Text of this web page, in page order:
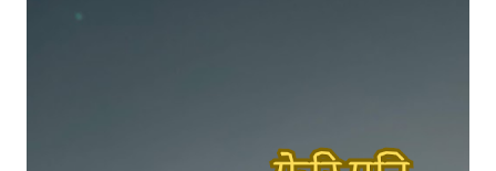
रहेछन् । आफूलाई भेट्न निम्ता दिएको साथीसँग भेट नभएपछि कामको खोजीमा